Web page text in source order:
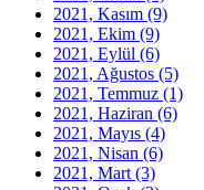
2021, Kasım (9)
2021, Ekim (9)
2021, Eylül (6)
2021, Ağustos (5)
2021, Temmuz (1)
2021, Haziran (6)
2021, Mayıs (4)
2021, Nisan (6)
2021, Mart (3)